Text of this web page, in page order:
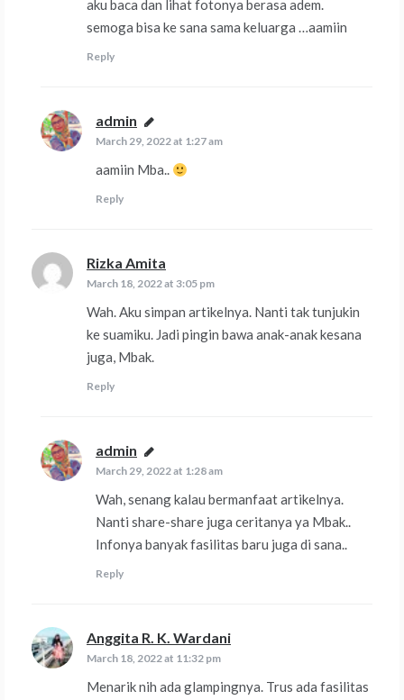
aku baca dan lihat fotonya berasa adem.
semoga bisa ke sana sama keluarga …aamiin
Reply
admin says:
March 29, 2022 at 1:27 am
aamiin Mba..
Reply
Rizka Amita
March 18, 2022 at 3:05 pm
Wah. Aku simpan artikelnya. Nanti tak tunjukin
ke suamiku. Jadi pingin bawa anak-anak kesana
juga, Mbak.
Reply
admin says:
March 29, 2022 at 1:28 am
Wah, senang kalau bermanfaat artikelnya.
Nanti share-share juga ceritanya ya Mbak..
Infonya banyak fasilitas baru juga di sana..
Reply
Anggita R. K. Wardani
March 18, 2022 at 11:32 pm
Menarik nih ada glampingnya. Trus ada fasilitas